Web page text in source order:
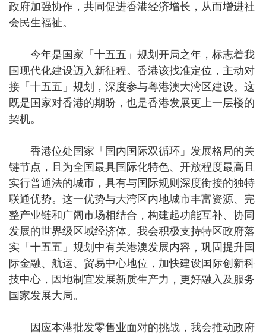
政府加强协作，共同促进香港经济增长，从而增进社
会民生福祉。
今年是国家「十五五」规划开局之年，标志着我
国现代化建设迈入新征程。香港该找准定位，主动对
接「十五五」规划，深度参与粤港澳大湾区建设。这
既是国家对香港的期盼，也是香港发展更上一层楼的
契机。
香港位处国家「国内国际双循环」发展格局的关
键节点，且为全国最具国际化特色、开放程度最高且
实行普通法的城市，具有与国际规则深度衔接的独特
联通优势。这一优势与大湾区内地城市丰富资源、完
整产业链和广阔市场相结合，构建起功能互补、协同
发展的世界级区域经济体。我会积极支持特区政府落
实「十五五」规划中有关港澳发展内容，巩固提升国
际金融、航运、贸易中心地位，加快建设国际创新科
技中心，因地制宜发展新质生产力，更好融入及服务
国家发展大局。
因应本港批发零售业面对的挑战，我会推动政府